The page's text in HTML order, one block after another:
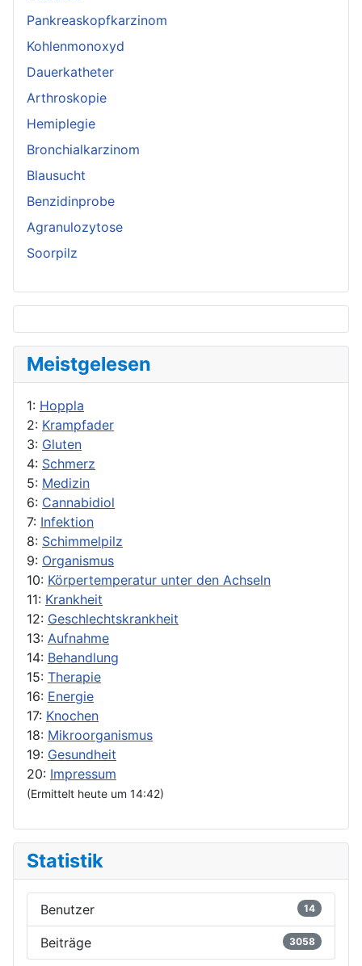
Pankreaskopfkarzinom
Kohlenmonoxyd
Dauerkatheter
Arthroskopie
Hemiplegie
Bronchialkarzinom
Blausucht
Benzidinprobe
Agranulozytose
Soorpilz
Meistgelesen
1: Hoppla
2: Krampfader
3: Gluten
4: Schmerz
5: Medizin
6: Cannabidiol
7: Infektion
8: Schimmelpilz
9: Organismus
10: Körpertemperatur unter den Achseln
11: Krankheit
12: Geschlechtskrankheit
13: Aufnahme
14: Behandlung
15: Therapie
16: Energie
17: Knochen
18: Mikroorganismus
19: Gesundheit
20: Impressum
(Ermittelt heute um 14:42)
Statistik
Benutzer 14
Beiträge 3058